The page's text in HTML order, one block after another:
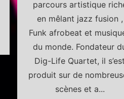
parcours artistique
en mêlant jazz fusion ,
Funk afrobeat et
du monde. Fondateur
Dig-Life Quartet, il s’est
produit sur de
scènes et a...